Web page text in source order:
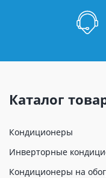
Каталог
Кондиционеры
Инверторные
Кондиционеры на